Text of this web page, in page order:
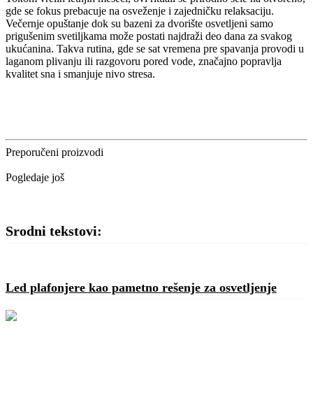
gde se fokus prebacuje na osveženje i zajedničku relaksaciju.
Večernje opuštanje dok su bazeni za dvorište osvetljeni samo
prigušenim svetiljkama može postati najdraži deo dana za svakog
ukućanina. Takva rutina, gde se sat vremena pre spavanja provodi u
laganom plivanju ili razgovoru pored vode, značajno popravlja
kvalitet sna i smanjuje nivo stresa.
Preporučeni proizvodi
Pogledaje još
Srodni tekstovi:
Led plafonjere kao pametno rešenje za osvetljenje